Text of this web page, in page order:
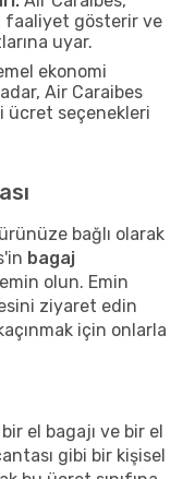
faaliyet gösterir ve
uyar.
ekonomi
Air Caraibes
ücret seçenekleri
bağlı olarak
bagaj
olun. Emin
ziyaret edin
için onlarla
el bagajı ve bir el
gibi bir kişisel